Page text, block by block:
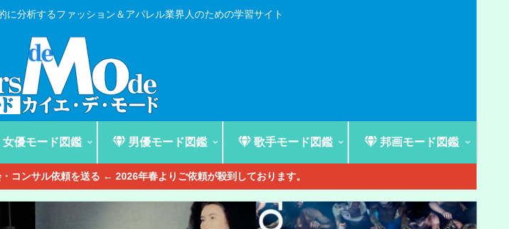
に分析するファッション＆アパレル業界人のための学習サイト
女優モード図鑑 男優モード図鑑 歌手モード図鑑 邦画モード図鑑
コンサル依頼を送る ← 2026年春よりご依頼が殺到しております。